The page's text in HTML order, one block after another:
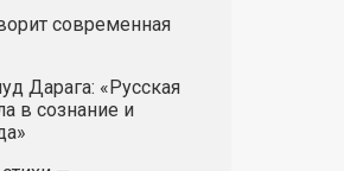
современная
Дарага: «Русская
в сознание и